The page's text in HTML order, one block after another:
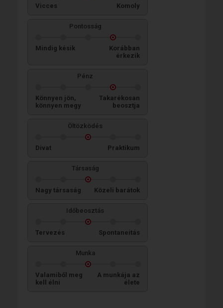
Vicces Komoly
Pontosság
Mindig késik
Korábban
érkezik
Pénz
Könnyen jön,
könnyen megy
Takarékosan
beosztja
Öltözködés
Divat Praktikum
Társaság
Nagy társaság Közeli barátok
Időbeosztás
Tervezés Spontaneitás
Munka
Valamiből meg
kell élni
A munkája az
élete